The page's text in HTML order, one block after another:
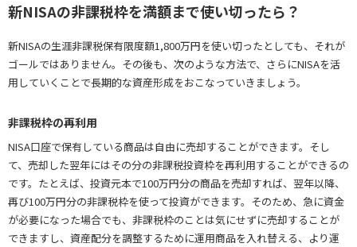
新NISAの非課税枠を満額まで使い切ったら？
新NISAの生涯非課税保有限度額1,800万円を使い切ったとしても、それが
ゴールではありません。その後も、次のような方法で、さらにNISAを活
用していくことで長期的な資産形成をおこなっていきましょう。
非課税枠の再利用
NISA口座で保有している商品は自由に売却することができます。そし
て、売却した翌年にはその分の非課税投資枠を再利用することができるの
です。たとえば、投資元本で100万円分の商品を売却すれば、翌年以降、
再び100万円分の非課税枠を使って投資ができます。そのため、急に資金
が必要になった場合でも、非課税枠のことは気にせずに売却することが
できますし、資産配分を調整するために運用商品を入れ替える、より運